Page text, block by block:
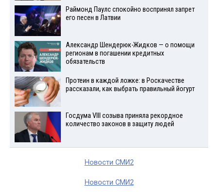
Раймонд Паулс спокойно воспринял запрет
его песен в Латвии
Александр Шендерюк-Жидков — о помощи
регионам в погашении кредитных
обязательств
Протеин в каждой ложке: в Роскачестве
рассказали, как выбрать правильный йогурт
Госдума VIII созыва приняла рекордное
количество законов в защиту людей
Новости СМИ2
Новости СМИ2